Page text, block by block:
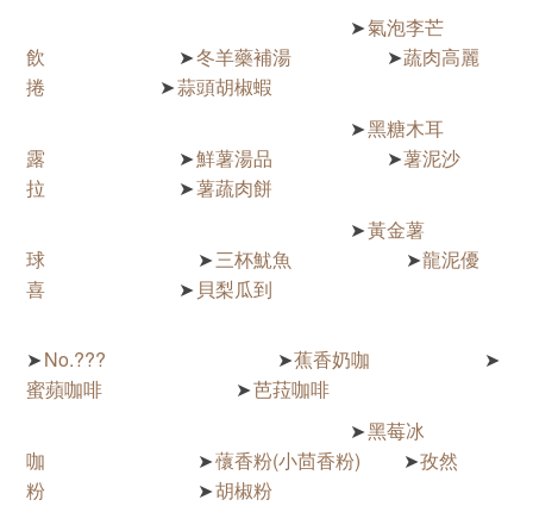
➤氣泡李芒
飲
➤冬羊藥補湯 ➤蔬肉高麗
捲
➤蒜頭胡椒蝦
➤黑糖木耳
露
➤鮮薯湯品 ➤薯泥沙
拉
➤薯蔬肉餅
➤黃金薯
球
➤ 三杯魷魚 ➤龍泥優
喜
➤ 貝梨瓜到
➤ No.??? ➤蕉香奶咖 ➤
蜜蘋咖啡 ➤芭菈咖啡
➤黑莓冰
咖
➤蘹香粉(小茴香粉) ➤孜然
粉
➤胡椒粉